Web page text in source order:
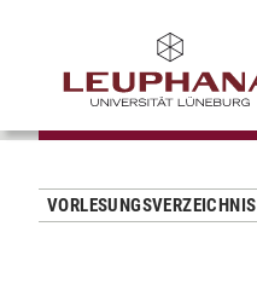
VORLESUNGSVERZEICHNIS